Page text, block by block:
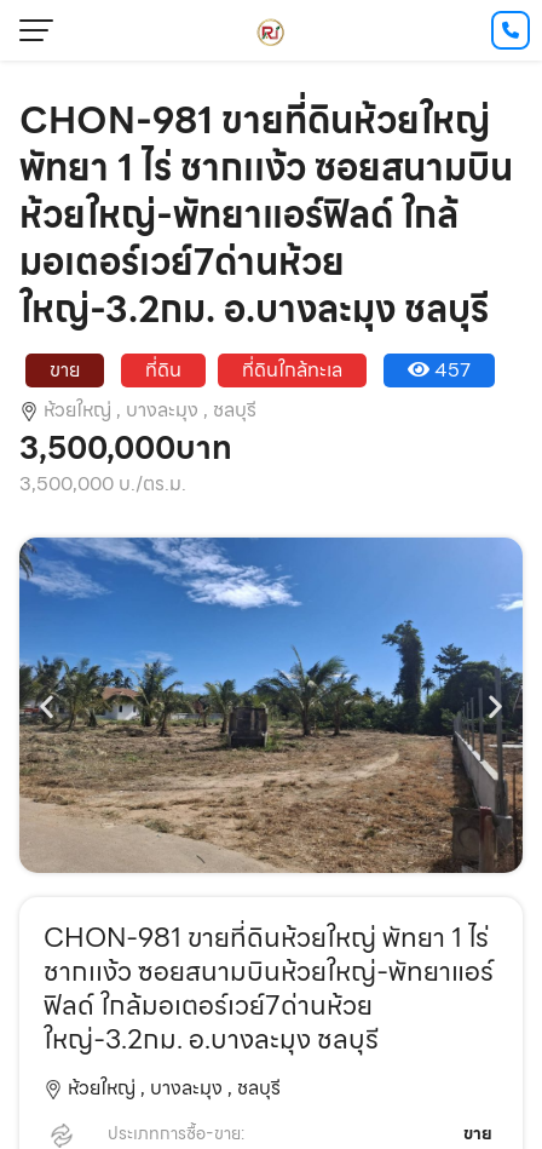
CHON-981 ขายที่ดินห้วยใหญ่
พัทยา 1 ไร่ ชากเเง้ว ซอยสนามบิน
ห้วยใหญ่-พัทยาแอร์ฟิลด์ ใกล้
มอเตอร์เวย์7ด่านห้วย
ใหญ่-3.2กม. อ.บางละมุง ชลบุรี
ขาย ที่ดิน ที่ดินใกล้ทะเล
457
ห้วยใหญ่ , บางละมุง , ชลบุรี
3,500,000บาท
3,500,000 บ./ตร.ม.
CHON-981 ขายที่ดินห้วยใหญ่ พัทยา 1 ไร่
ชากเเง้ว ซอยสนามบินห้วยใหญ่-พัทยาแอร์
ฟิลด์ ใกล้มอเตอร์เวย์7ด่านห้วย
ใหญ่-3.2กม. อ.บางละมุง ชลบุรี
ห้วยใหญ่ , บางละมุง , ชลบุรี
ประเภทการซื้อ-ขาย: ขาย